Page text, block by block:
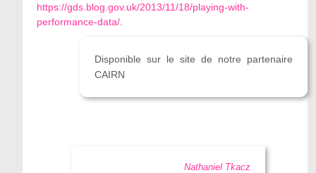
https://gds.blog.gov.uk/2013/11/18/playing-with-
performance-data/.
Disponible sur le site de notre partenaire
CAIRN
Nathaniel Tkacz